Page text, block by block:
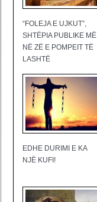
“FOLEJA E UJKUT”,
SHTËPIA PUBLIKE MË
NË ZË E POMPEIT TË
LASHTË
EDHE DURIMI E KA
NJË KUFI!